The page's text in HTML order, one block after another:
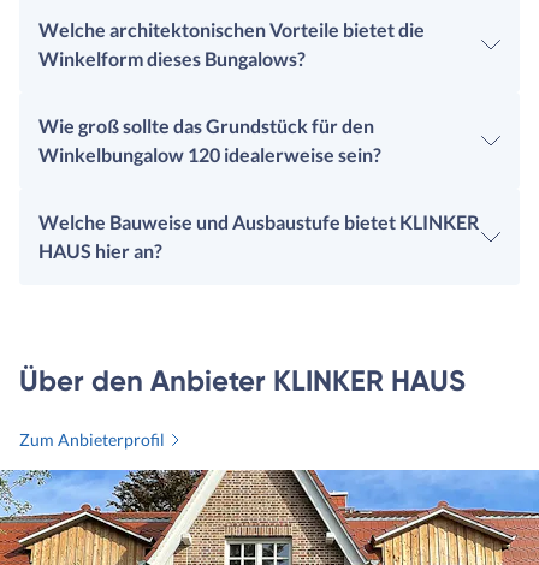
Welche architektonischen Vorteile bietet die
Winkelform dieses Bungalows?
Wie groß sollte das Grundstück für den
Winkelbungalow 120 idealerweise sein?
Welche Bauweise und Ausbaustufe bietet KLINKER
HAUS hier an?
Über den Anbieter KLINKER HAUS
Zum Anbieterprofil